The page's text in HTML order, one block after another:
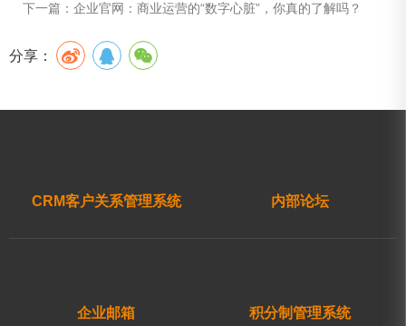
下一篇： 企业官网：商业运营的“数字心脏”，你真的了解吗？
分享：
CRM客户关系管理系统 内部论坛
企业邮箱 积分制管理系统